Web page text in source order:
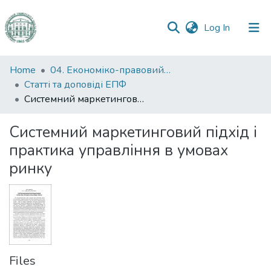
Log In (current)
Communities
&
Collections
Statistics
Home
04. Економіко-правовий факультет
Статті та доповіді ЕПФ
Системний маркетинговий підхід і практика управління в умовах ринку
Системний маркетинговий підхід і
практика управління в умовах
ринку
Files